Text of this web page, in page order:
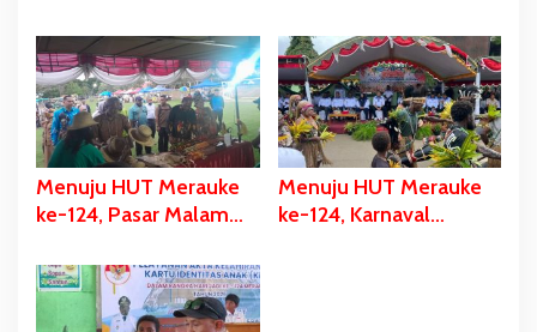
dan Eksekusi Berikan
Bantuan Dana
Perbaikan
Akan Dapat Kado
Spesial
Menuju HUT Merauke
ke-124, Pasar Malam
Berpartisipasi Dalam
Bazar Kuliner
Menuju HUT Merauke
ke-124, Karnaval